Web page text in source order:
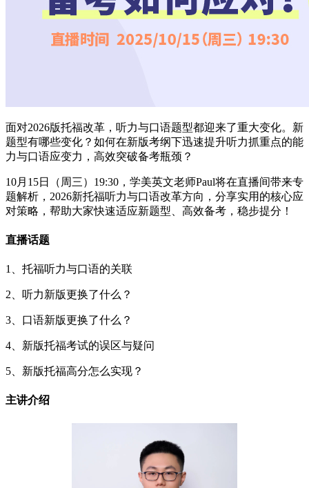
面对2026版托福改革，听力与口语题型都迎来了重大变化。新
题型有哪些变化？如何在新版考纲下迅速提升听力抓重点的能
力与口语应变力，高效突破备考瓶颈？
10月15日（周三）19:30，学美英文老师Paul将在直播间带来专
题解析，2026新托福听力与口语改革方向，分享实用的核心应
对策略，帮助大家快速适应新题型、高效备考，稳步提分！
直播话题
1、托福听力与口语的关联
2、听力新版更换了什么？
3、口语新版更换了什么？
4、新版托福考试的误区与疑问
5、新版托福高分怎么实现？
主讲介绍